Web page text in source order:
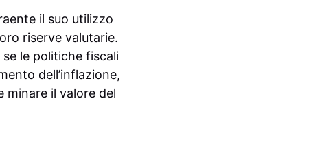
il suo utilizzo
riserve valutarie.
le politiche fiscali
dell’inflazione,
minare il valore del